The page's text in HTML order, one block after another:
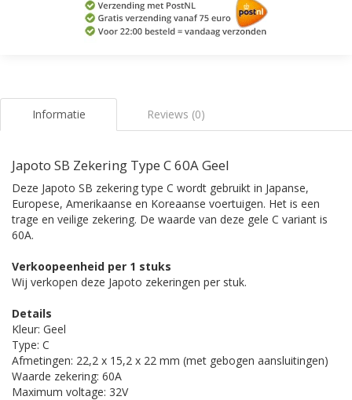
Informatie Reviews (0)
Japoto SB Zekering Type C 60A Geel
Deze Japoto SB zekering type C wordt gebruikt in Japanse,
Europese, Amerikaanse en Koreaanse voertuigen. Het is een
trage en veilige zekering. De waarde van deze gele C variant is
60A.
Verkoopeenheid per 1 stuks
Wij verkopen deze Japoto zekeringen per stuk.
Details
Kleur: Geel
Type: C
Afmetingen: 22,2 x 15,2 x 22 mm (met gebogen aansluitingen)
Waarde zekering: 60A
Maximum voltage: 32V